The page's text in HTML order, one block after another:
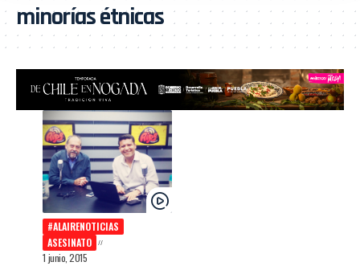
minorías étnicas
#ALAIRENOTICIAS
ASESINATO
1 junio, 2015